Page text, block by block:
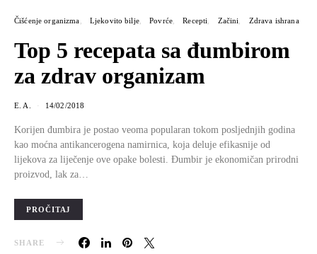
Čišćenje organizma Ljekovito bilje Povrće Recepti Začini Zdrava ishrana
Top 5 recepata sa đumbirom
za zdrav organizam
E. A. 14/02/2018
Korijen đumbira je postao veoma popularan tokom posljednjih godina
kao moćna antikancerogena namirnica, koja deluje efikasnije od
lijekova za liječenje ove opake bolesti. Đumbir je ekonomičan prirodni
proizvod, lak za…
PROČITAJ
SHARE